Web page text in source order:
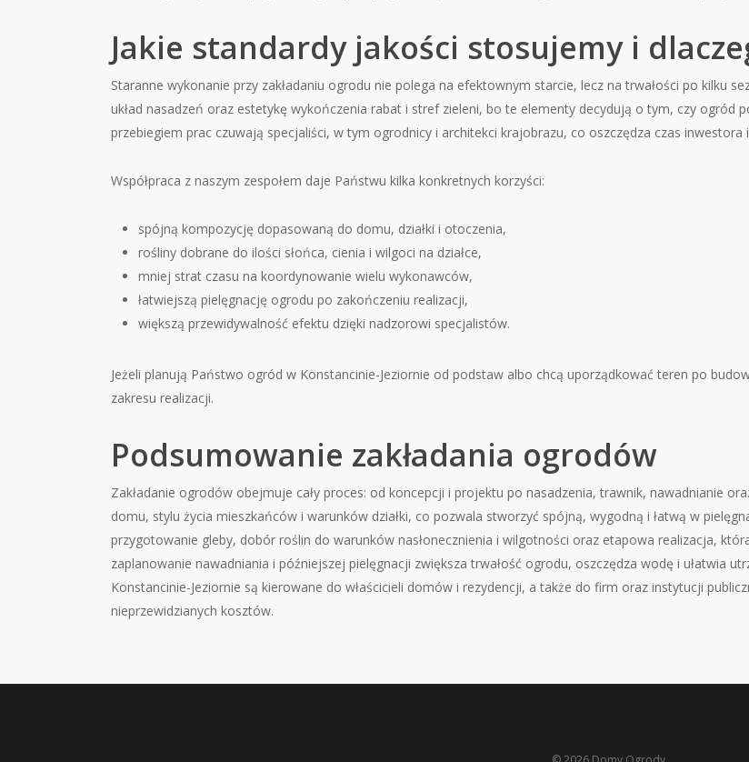
Jakie standardy jakości stosujemy i
Staranne wykonanie przy zakładaniu ogrodu nie polega na efektownym starcie, lecz na trwałości po kilku
układ nasadzeń oraz estetykę wykończenia rabat i stref zieleni, bo te elementy decydują o tym, czy ogród
przebiegiem prac czuwają specjaliści, w tym ogrodnicy i architekci krajobrazu, co oszczędza czas inwestora
Współpraca z naszym zespołem daje Państwu kilka konkretnych korzyści:
spójną kompozycję dopasowaną do domu, działki i otoczenia,
rośliny dobrane do ilości słońca, cienia i wilgoci na działce,
mniej strat czasu na koordynowanie wielu wykonawców,
łatwiejszą pielęgnację ogrodu po zakończeniu realizacji,
większą przewidywalność efektu dzięki nadzorowi specjalistów.
Jeżeli planują Państwo ogród w Konstancinie-Jeziornie od podstaw albo chcą uporządkować teren po
zakresu realizacji.
Podsumowanie zakładania ogrodów
Zakładanie ogrodów obejmuje cały proces: od koncepcji i projektu po nasadzenia, trawnik, nawadnianie
domu, stylu życia mieszkańców i warunków działki, co pozwala stworzyć spójną, wygodną i łatwą w
przygotowanie gleby, dobór roślin do warunków nasłonecznienia i wilgotności oraz etapowa realizacja,
zaplanowanie nawadniania i późniejszej pielęgnacji zwiększa trwałość ogrodu, oszczędza wodę i ułatwia
Konstancinie-Jeziornie są kierowane do właścicieli domów i rezydencji, a także do firm oraz instytucji
nieprzewidzianych kosztów.